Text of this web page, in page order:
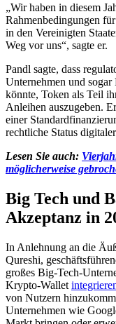
„Wir haben in diesem
Rahmenbedingungen
in den Vereinigten
Weg vor uns“, sagte er.
Pandl sagte, dass
Unternehmen und
könnte, Token als Teil
Anleihen auszugeben.
einer
rechtliche Status
Lesen Sie auch:
möglicherweise
Big Tech und
Akzeptanz in
In Anlehnung an die
Qureshi,
großes Big-Tech-
Krypto-Wallet
von Nutzern
Unternehmen wie